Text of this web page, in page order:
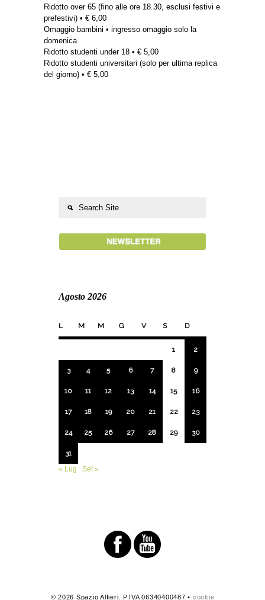
Ridotto over 65 (fino alle ore 18.30, esclusi festivi e
prefestivi) • € 6,00
Omaggio bambini • ingresso omaggio solo la
domenica
Ridotto studenti under 18 • € 5,00
Ridotto studenti universitari (solo per ultima replica
del giorno) • € 5,00
Agosto 2026
L M M G V S D
1 2
3 4 5 6 7 8 9
10 11 12 13 14 15 16
17 18 19 20 21 22 23
24 25 26 27 28 29 30
31
« Lug
Set »
© 2026 Spazio Alfieri. P.IVA 06340400487 • cookie